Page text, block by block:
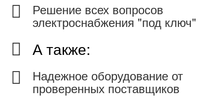
Решение всех вопросов
электроснабжения "под ключ"
А также:
Надежное оборудование от
проверенных поставщиков